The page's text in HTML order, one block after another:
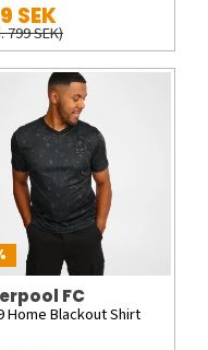
SEK
799 SEK)
FC
Home Blackout Shirt